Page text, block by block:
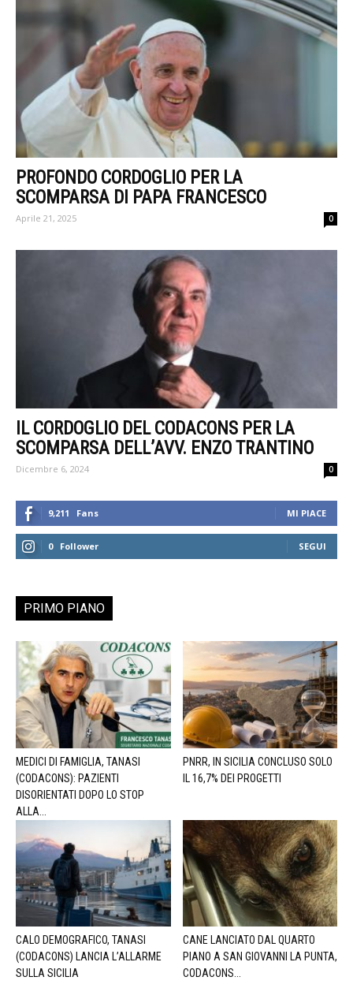
PROFONDO CORDOGLIO PER LA
SCOMPARSA DI PAPA FRANCESCO
Aprile 21, 2025 0
IL CORDOGLIO DEL CODACONS PER LA
SCOMPARSA DELL’AVV. ENZO TRANTINO
Dicembre 6, 2024 0
9,211 Fans MI PIACE
0 Follower SEGUI
PRIMO PIANO
MEDICI DI FAMIGLIA, TANASI
(CODACONS): PAZIENTI
DISORIENTATI DOPO LO STOP
ALLA...
PNRR, IN SICILIA CONCLUSO SOLO
IL 16,7% DEI PROGETTI
CALO DEMOGRAFICO, TANASI
(CODACONS) LANCIA L’ALLARME
SULLA SICILIA
CANE LANCIATO DAL QUARTO
PIANO A SAN GIOVANNI LA PUNTA,
CODACONS...